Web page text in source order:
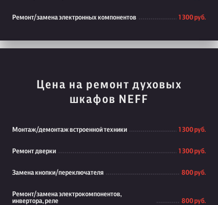
Ремонт/замена электронных компонентов 1 300 руб.
Цена на ремонт духовых
шкафов NEFF
Монтаж/демонтаж встроенной техники 1 300 руб.
Ремонт дверки 1 300 руб.
Замена кнопки/переключателя 800 руб.
Ремонт/замена электрокомпонентов,
инвертора, реле
800 руб.